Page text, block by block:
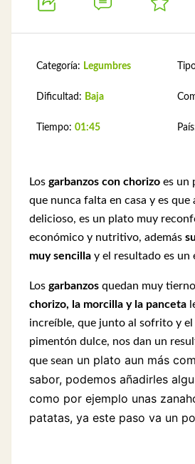
Categoría: Legumbres
Dificultad: Baja
Tiempo: 01:45
Los garbanzos con chorizo es un
que nunca falta en casa y es que
delicioso, es un plato muy
económico y nutritivo, además
muy sencilla y el resultado es un
Los garbanzos quedan muy
chorizo, la morcilla y la panceta
increíble, que junto al sofrito y
pimentón dulce, nos dan un
que sean un plato aun más
sabor, podemos añadirles
como por ejemplo unas
patatas, ya este paso va un